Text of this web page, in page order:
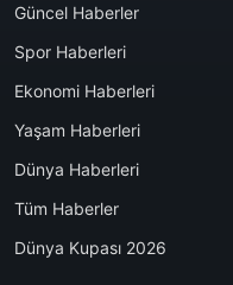
Güncel Haberler
Spor Haberleri
Ekonomi Haberleri
Yaşam Haberleri
Dünya Haberleri
Tüm Haberler
Dünya Kupası 2026